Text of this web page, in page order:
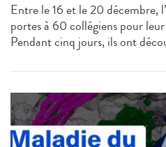
Entre le 16 et le 20 décembre,
portes à 60 collégiens pour
Pendant cinq jours, ils ont